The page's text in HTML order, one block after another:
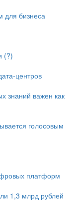
для бизнеса
(?)
центров
знаний важен как
голосовым
платформ
1,3 млрд рублей